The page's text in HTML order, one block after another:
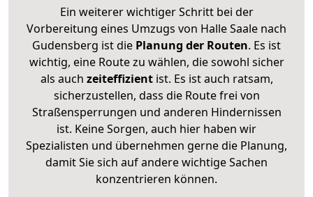
Ein weiterer wichtiger Schritt bei der
Vorbereitung eines Umzugs von Halle Saale nach
Gudensberg ist die Planung der Routen. Es ist
wichtig, eine Route zu wählen, die sowohl sicher
als auch zeiteffizientist. Es ist auch ratsam,
sicherzustellen, dass die Route frei von
Straßensperrungen und anderen Hindernissen
ist. Keine Sorgen, auch hier haben wir
Spezialisten und übernehmen gerne die Planung,
damit Sie sich auf andere wichtige Sachen
konzentrieren können.